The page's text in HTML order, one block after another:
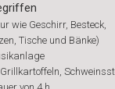
wie Geschirr, Besteck,
Tische und Bänke)